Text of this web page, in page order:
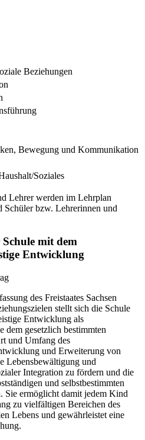
Beziehungen
Bewegung und Kommunikation
Soziales
Lehrer werden im Lehrplan
Schüler bzw. Lehrerinnen und
mit dem
Entwicklung
des Freistaates Sachsen
stellt sich die Schule
Entwicklung als
dem gesetzlich bestimmten
und Umfang des
und Erweiterung von
Lebensbewältigung und
Integration zu fördern und die
und selbstbestimmten
Sie ermöglicht damit jedem Kind
zu vielfältigen Bereichen des
Lebens und gewährleistet eine